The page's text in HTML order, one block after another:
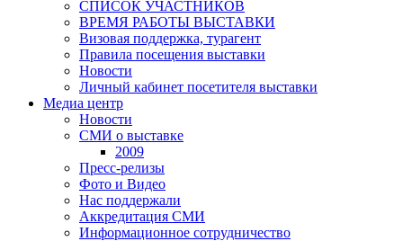
СПИСОК УЧАСТНИКОВ
ВРЕМЯ РАБОТЫ ВЫСТАВКИ
Визовая поддержка, турагент
Правила посещения выставки
Новости
Личный кабинет посетителя выставки
Медиа центр
Новости
СМИ о выставке
2009
Пресс-релизы
Фото и Видео
Нас поддержали
Аккредитация СМИ
Информационное сотрудничество